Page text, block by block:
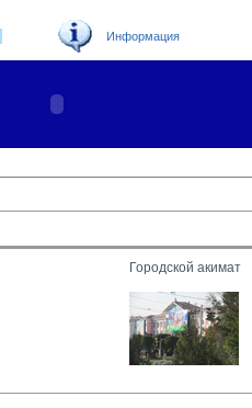
Информация
Городской акимат